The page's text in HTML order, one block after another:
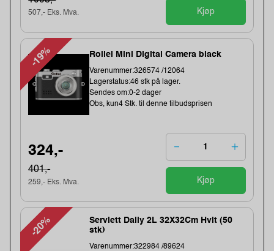
507,- Eks. Mva. Kjøp
-19% Rollei Mini Digital Camera black
Varenummer:326574 /12064
Lagerstatus:46 stk på lager.
Sendes om:0-2 dager
Obs, kun4 Stk. til denne tilbudsprisen
324,-
401,-
259,- Eks. Mva. Kjøp
-20%
Serviett Daily 2L 32X32Cm Hvit (50
stk)
Varenummer:322984 /89624